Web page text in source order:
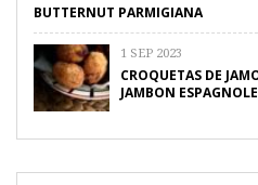
BUTTERNUT PARMIGIANA
1 SEP 2023
CROQUETAS DE
JAMBON